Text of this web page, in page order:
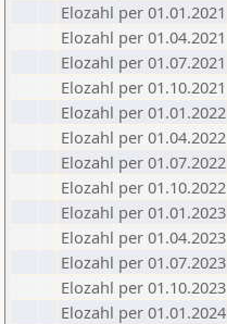
Elozahl per 01.01.2021
Elozahl per 01.04.2021
Elozahl per 01.07.2021
Elozahl per 01.10.2021
Elozahl per 01.01.2022
Elozahl per 01.04.2022
Elozahl per 01.07.2022
Elozahl per 01.10.2022
Elozahl per 01.01.2023
Elozahl per 01.04.2023
Elozahl per 01.07.2023
Elozahl per 01.10.2023
Elozahl per 01.01.2024